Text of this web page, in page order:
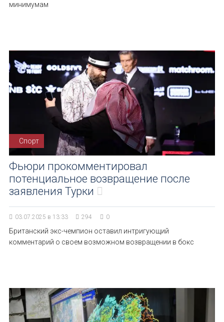
минимумам
Спорт
Фьюри прокомментировал
потенциальное возвращение после
заявления Турки
03.07.2025 в 13:33 294 0
Британский экс-чемпион оставил интригующий
комментарий о своем возможном возвращении в бокс